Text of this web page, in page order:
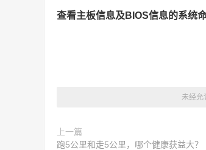
查看主板信息及BIOS信息的系统
未经允
上一篇
跑5公里和走5公里，哪个健康获益大？